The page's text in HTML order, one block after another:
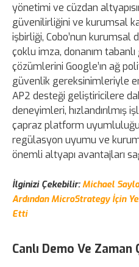
yönetimi ve cüzdan
güvenilirliğini ve kurumsal
işbirliği, Cobo’nun kurumsal
çoklu imza, donanım
çözümlerini Google’ın ağ
güvenlik gereksinimleriyle
AP2 desteği geliştiricilere
deneyimleri, hızlandırılmış
çapraz platform uyumluluğu
regülasyon uyumu ve
önemli altyapı avantajları
İlginizi Çekebilir:Michael
Ardından MicroStrategy İçin
Etti
Canlı Demo Ve Zaman